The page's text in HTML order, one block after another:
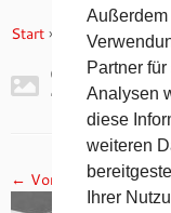
Inhalt
Start » Gipfelbuch
2017-11-
← Vorheriges
Außerdem
Partner
Analysen
diese
weiteren
Ihrer